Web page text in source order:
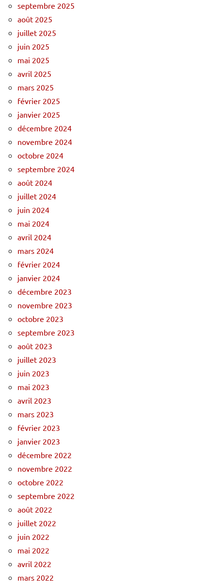
septembre 2025
août 2025
juillet 2025
juin 2025
mai 2025
avril 2025
mars 2025
février 2025
janvier 2025
décembre 2024
novembre 2024
octobre 2024
septembre 2024
août 2024
juillet 2024
juin 2024
mai 2024
avril 2024
mars 2024
février 2024
janvier 2024
décembre 2023
novembre 2023
octobre 2023
septembre 2023
août 2023
juillet 2023
juin 2023
mai 2023
avril 2023
mars 2023
février 2023
janvier 2023
décembre 2022
novembre 2022
octobre 2022
septembre 2022
août 2022
juillet 2022
juin 2022
mai 2022
avril 2022
mars 2022